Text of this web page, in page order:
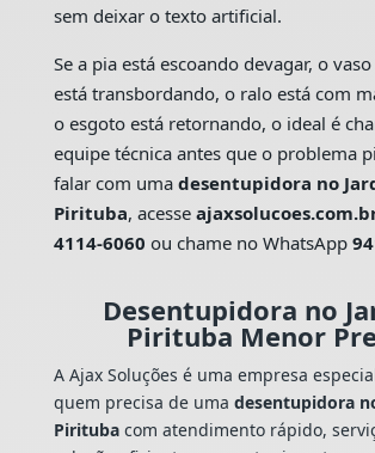
sem deixar o texto artificial.
Se a pia está escoando devagar, o
está transbordando, o ralo está com
o esgoto está retornando, o ideal é
equipe técnica antes que o problema
falar com uma desentupidora no
Pirituba, acesse
4114-6060 ou chame no WhatsApp
Desentupidora no
Pirituba Menor
A Ajax Soluções é uma empresa
quem precisa de uma desentupidora
Piritubacom atendimento rápido,